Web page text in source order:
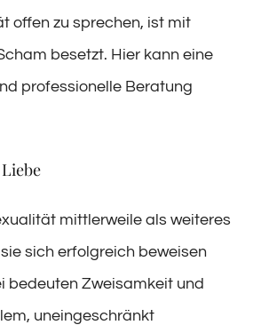
offen zu sprechen, ist mit
besetzt. Hier kann eine
professionelle Beratung
mittlerweile als weiteres
sich erfolgreich beweisen
bedeuten Zweisamkeit und
uneingeschränkt